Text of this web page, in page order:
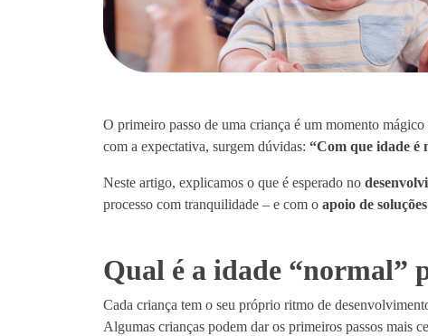
O primeiro passo de uma criança é um momento
com a expectativa, surgem dúvidas: “Com que idade é
Neste artigo, explicamos o que é esperado no
processo com tranquilidade – e com o apoio de
Qual é a idade “normal”
Cada criança tem o seu próprio ritmo de
Algumas crianças podem dar os primeiros passos mais